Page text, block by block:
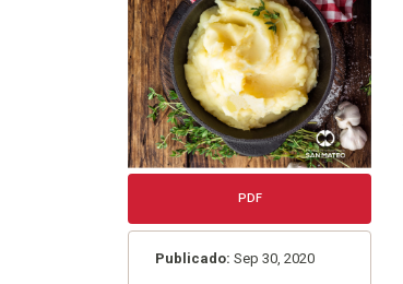
PDF
Publicado: Sep 30, 2020